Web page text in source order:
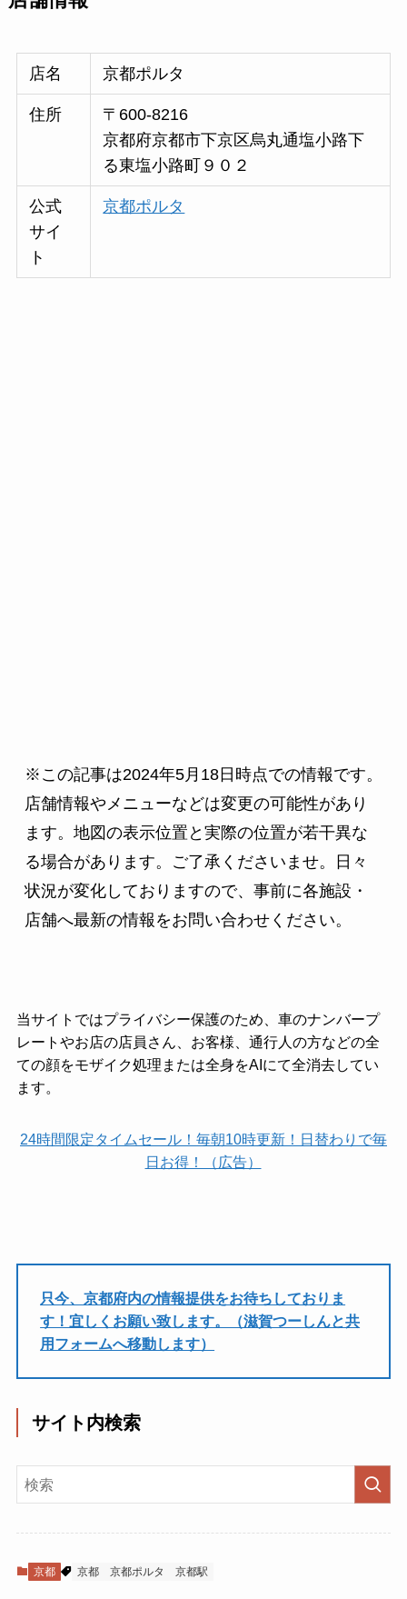
店名 京都ポルタ
住所
〒600-8216
京都府京都市下京区烏丸通塩小路下
る東塩小路町９０２
公式
サイ
ト
京都ポルタ
※この記事は2024年5月18日時点での情報です。
店舗情報やメニューなどは変更の可能性があり
ます。地図の表示位置と実際の位置が若干異な
る場合があります。ご了承くださいませ。日々
状況が変化しておりますので、事前に各施設・
店舗へ最新の情報をお問い合わせください。
当サイトではプライバシー保護のため、車のナンバープ
レートやお店の店員さん、お客様、通行人の方などの全
ての顔をモザイク処理または全身をAIにて全消去してい
ます。
24時間限定タイムセール！毎朝10時更新！日替わりで毎
日お得！（広告）
只今、京都府内の情報提供をお待ちしておりま
す！宜しくお願い致します。（滋賀つーしんと共
用フォームへ移動します）
サイト内検索
京都 京都 京都ポルタ 京都駅